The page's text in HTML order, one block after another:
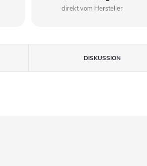
direkt vom Hersteller
DISKUSSION